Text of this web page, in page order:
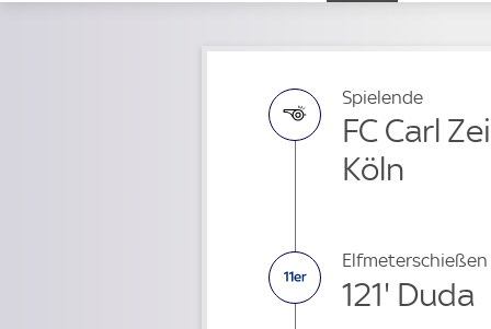
Spielende
FC Carl
Köln
Elfmeterschießen
121' Duda